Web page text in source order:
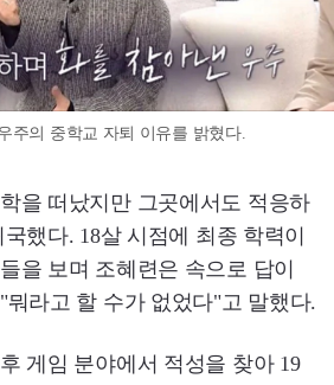
주의 중학교 자퇴 이유를 밝혔다.
을 떠났지만 그곳에서도 적응하
했다. 18살 시점에 최종 학력이
을 보며 조혜련은 속으로 답이
라고 할 수가 없었다"고 말했다.
게임 분야에서 적성을 찾아 19